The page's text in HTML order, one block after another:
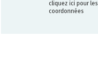
cliquez ici pour les
coordonnées